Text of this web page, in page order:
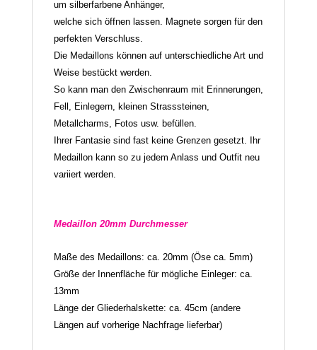
um silberfarbene Anhänger,
welche sich öffnen lassen. Magnete sorgen für den
perfekten Verschluss.
Die Medaillons können auf unterschiedliche Art und
Weise bestückt werden.
So kann man den Zwischenraum mit Erinnerungen,
Fell, Einlegern, kleinen Strasssteinen,
Metallcharms, Fotos usw. befüllen.
Ihrer Fantasie sind fast keine Grenzen gesetzt. Ihr
Medaillon kann so zu jedem Anlass und Outfit neu
variiert werden.
Medaillon 20mm Durchmesser
Maße des Medaillons: ca. 20mm (Öse ca. 5mm)
Größe der Innenfläche für mögliche Einleger: ca.
13mm
Länge der Gliederhalskette: ca. 45cm (andere
Längen auf vorherige Nachfrage lieferbar)